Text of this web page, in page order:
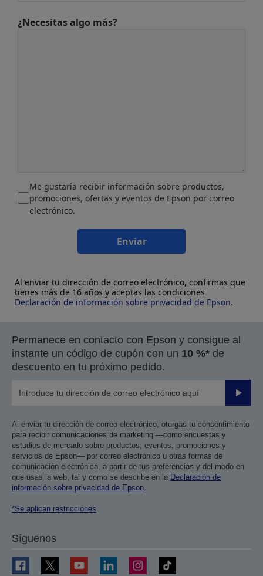
¿Necesitas algo más?
Me gustaría recibir información sobre productos,
promociones, ofertas y eventos de Epson por correo
electrónico.
Enviar
Al enviar tu dirección de correo electrónico, confirmas que
tienes más de 16 años y aceptas las condiciones
Declaración de información sobre privacidad de Epson.
Permanece en contacto con Epson y consigue al
instante un código de cupón con un 10 %* de
descuento en tu próximo pedido.
Enviar
Al enviar tu dirección de correo electrónico, otorgas tu consentimiento
para recibir comunicaciones de marketing —como encuestas y
estudios de mercado sobre productos, eventos, promociones y
servicios de Epson— por correo electrónico u otras formas de
comunicación electrónica, a partir de tus preferencias y del modo en
que usas la web, tal y como se describe en la Declaración de
información sobre privacidad de Epson.
*Se aplican restricciones
Síguenos